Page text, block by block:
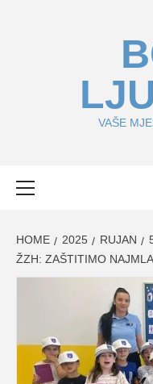
VAŠE
HOME 2025 RUJAN
ŽZH: ZAŠTITIMO